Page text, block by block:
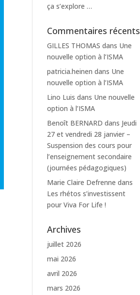
ça s’explore …
Commentaires récents
GILLES THOMAS dans Une
nouvelle option à l’ISMA
patricia.heinen dans Une
nouvelle option à l’ISMA
Lino Luis dans Une nouvelle
option à l’ISMA
Benoît BERNARD dans Jeudi
27 et vendredi 28 janvier –
Suspension des cours pour
l’enseignement secondaire
(journées pédagogiques)
Marie Claire Defrenne dans
Les rhétos s’investissent
pour Viva For Life !
Archives
juillet 2026
mai 2026
avril 2026
mars 2026